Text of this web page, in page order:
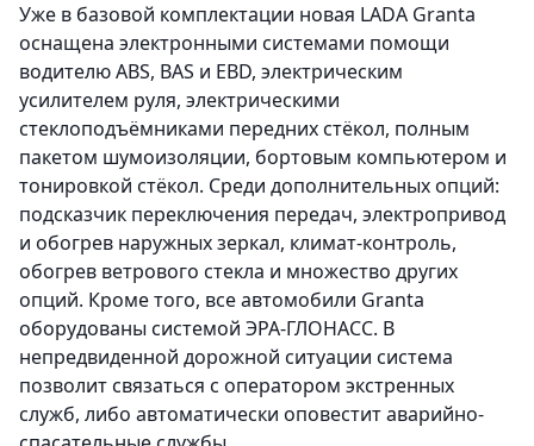
Уже в базовой комплектации новая LADA Granta
оснащена электронными системами помощи
водителю ABS, BAS и EBD, электрическим
усилителем руля, электрическими
стеклоподъёмниками передних стёкол, полным
пакетом шумоизоляции, бортовым компьютером и
тонировкой стёкол. Среди дополнительных опций:
подсказчик переключения передач, электропривод
и обогрев наружных зеркал, климат-контроль,
обогрев ветрового стекла и множество других
опций. Кроме того, все автомобили Granta
оборудованы системой ЭРА-ГЛОНАСС. В
непредвиденной дорожной ситуации система
позволит связаться с оператором экстренных
служб, либо автоматически оповестит аварийно-